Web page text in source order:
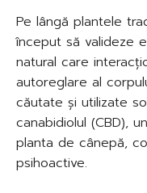
Pe lângă plantele
început să valideze
natural care
autoreglare al
căutate și utilizate
canabidiolul (CBD),
planta de cânepă,
psihoactive.